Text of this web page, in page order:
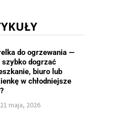
do ogrzewania —
szybko dogrzać
biuro lub
w chłodniejsze
21 maja, 2026